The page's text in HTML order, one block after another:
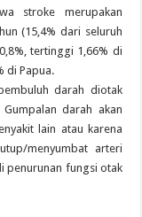
stroke merupakan
(15,4% dari seluruh
tertinggi 1,66% di
di Papua.
darah diotak
darah akan
lain atau karena
menyumbat arteri
penurunan fungsi otak